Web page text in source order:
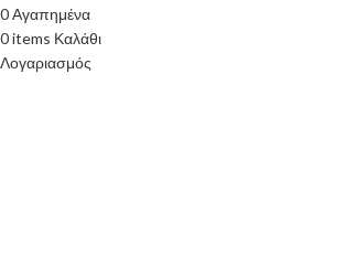
0Αγαπημένα
0items Καλάθι
Λογαριασμός